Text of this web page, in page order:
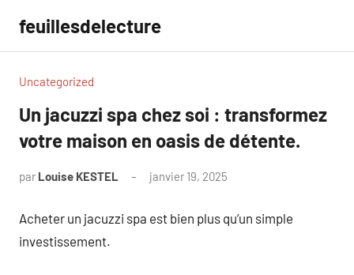
contenu
feuillesdelecture
Uncategorized
Un jacuzzi spa chez soi : transformez
votre maison en oasis de détente.
par Louise KESTEL janvier 19, 2025
Acheter un jacuzzi spa est bien plus qu’un simple
investissement.